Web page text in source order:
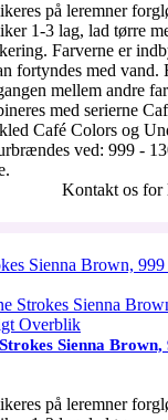
på leremner
1-3 lag, lad tørre
Farverne er
fortyndes med vand.
mellem andre
med serierne
Café Colors og
ved: 999 -
Kontakt os for
Overblik
Sienna Brown,
på leremner